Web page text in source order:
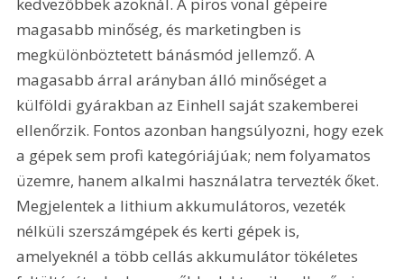
magasabb minőség, és marketingben is
megkülönböztetett bánásmód jellemző. A
magasabb árral arányban álló minőséget a
külföldi gyárakban az Einhell saját szakemberei
ellenőrzik. Fontos azonban hangsúlyozni, hogy ezek
a gépek sem profi kategóriájúak; nem folyamatos
üzemre, hanem alkalmi használatra tervezték őket.
Megjelentek a lithium akkumulátoros, vezeték
nélküli szerszámgépek és kerti gépek is,
amelyeknél a több cellás akkumulátor tökéletes